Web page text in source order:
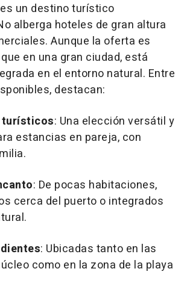
un destino turístico
alberga hoteles de gran altura
Aunque la oferta es
en una gran ciudad, está
en el entorno natural. Entre
destacan:
turísticos: Una elección versátil y
estancias en pareja, con
: De pocas habitaciones,
cerca del puerto o integrados
: Ubicadas tanto en las
como en la zona de la playa